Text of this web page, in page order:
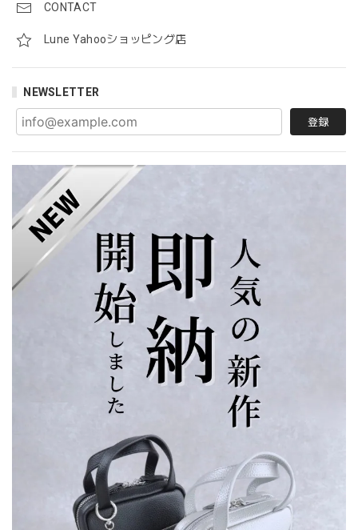
CONTACT
Lune Yahooショッピング店
NEWSLETTER
登録